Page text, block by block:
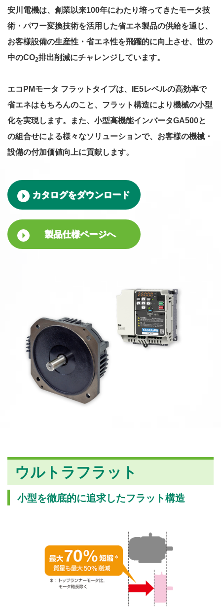
安川電機は、創業以来100年にわたり培ってきたモータ技
術・パワー変換技術を活用した省エネ製品の供給を通じ、
お客様設備の生産性・省エネ性を飛躍的に向上させ、世の
中のCO2排出削減にチャレンジしています。
エコPMモータ フラットタイプは、IE5レベルの高効率で
省エネはもちろんのこと、フラット構造により機械の小型
化を実現します。また、小型高機能インバータGA500と
の組合せによる様々なソリューションで、お客様の機械・
設備の付加価値向上に貢献します。
カタログをダウンロード
製品仕様ページへ
ウルトラフラット
小型を徹底的に追求したフラット構造